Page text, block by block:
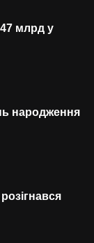
млрд у
народження